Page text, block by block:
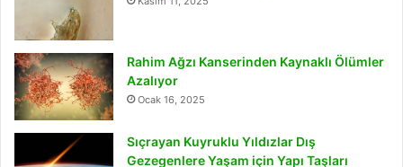
Rahim Ağzı Kanserinden Kaynaklı Ölümler
Azalıyor
Ocak 16, 2025
Sıçrayan Kuyruklu Yıldızlar Dış
Gezegenlere Yaşam için Yapı Taşları